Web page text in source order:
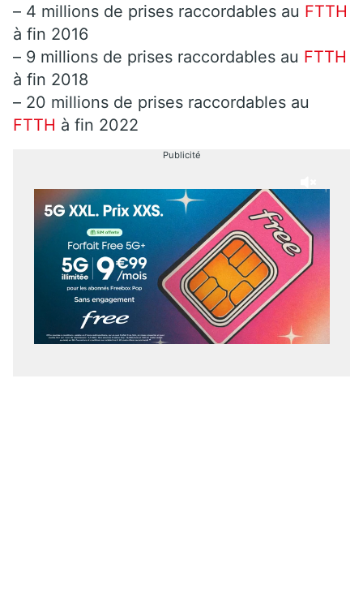
– 4 millions de prises raccordables au FTTH
à fin 2016
– 9 millions de prises raccordables au FTTH
à fin 2018
– 20 millions de prises raccordables au
FTTH à fin 2022
Publicité